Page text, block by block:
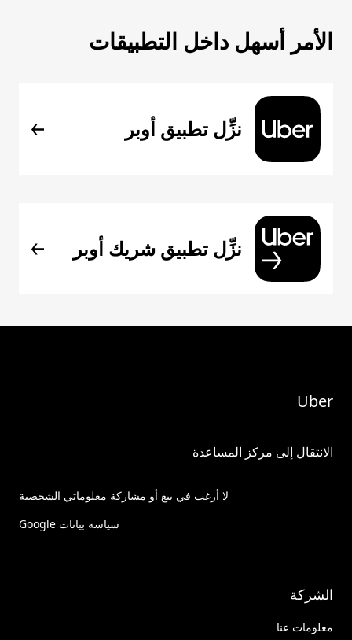
الأمر أسهل داخل التطبيقات
نزِّل تطبيق أوبر
نزِّل تطبيق شريك أوبر
Uber
الانتقال إلى مركز المساعدة
لا أرغب في بيع أو مشاركة معلوماتي الشخصية
سياسة بيانات Google
الشركة
معلومات عنا